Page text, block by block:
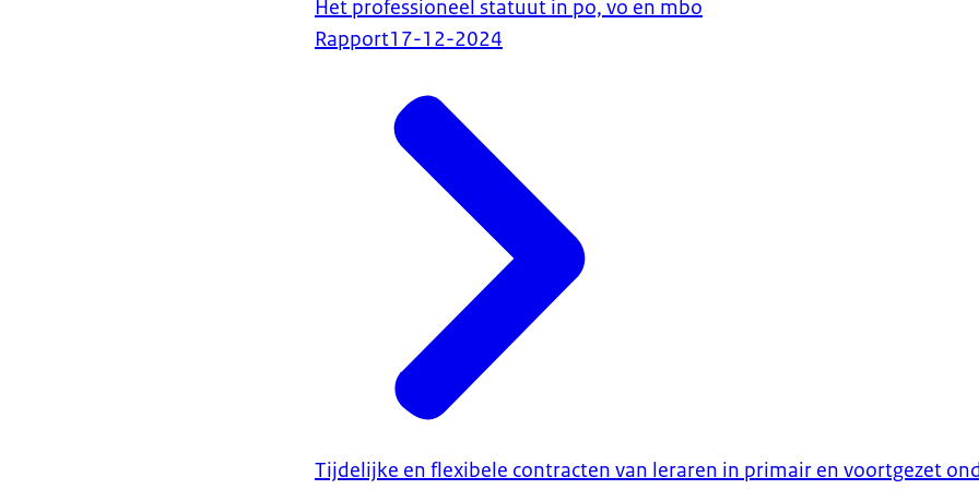
Het professioneel statuut in po, vo en mbo
Rapport17-12-2024
Tijdelijke en flexibele contracten van leraren in primair en voortgezet